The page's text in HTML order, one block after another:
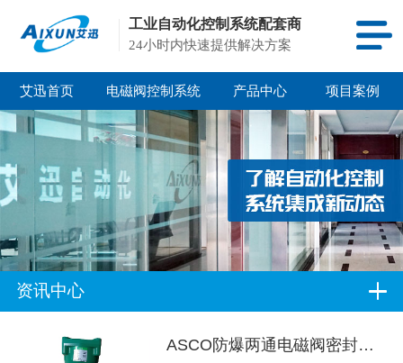
工业自动化控制系统配套商
24小时内快速提供解决方案
艾迅首页 电磁阀控制系统 产品中心 项目案例
资讯中心
ASCO防爆两通电磁阀密封膜片怎样选择